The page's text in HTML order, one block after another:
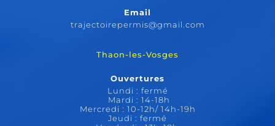
Email
trajectoirepermis@gmail.com
Thaon-les-Vosges
Ouvertures
Lundi : fermé
Mardi : 14-18h
Mercredi : 10-12h/ 14h-19h
Jeudi : fermé